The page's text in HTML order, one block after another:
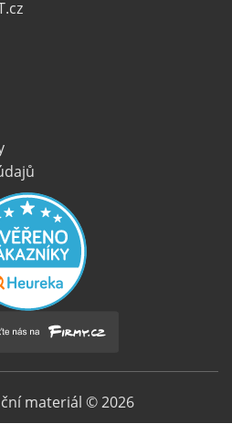
materiál © 2026